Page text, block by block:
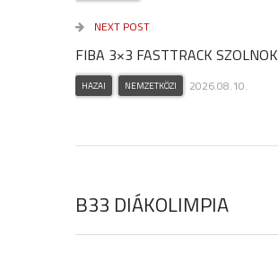
NEXT POST
FIBA 3×3 FASTTRACK SZOLNOK
HAZAI NEMZETKÖZI 2026.08.10.
B33 DIÁKOLIMPIA